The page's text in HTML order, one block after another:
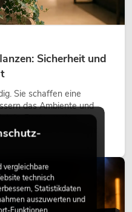
Sicherheit und
Sie schaffen eine
das Ambiente und
Restaurants,
auf Messeständen:
heute längst zum
vergleichbare
technisch
Statistikdaten
auszuwerten und